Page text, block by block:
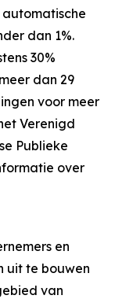
dan 1%.
30%
dan 29
voor meer
Verenigd
Publieke
over
en
uit te bouwen
van